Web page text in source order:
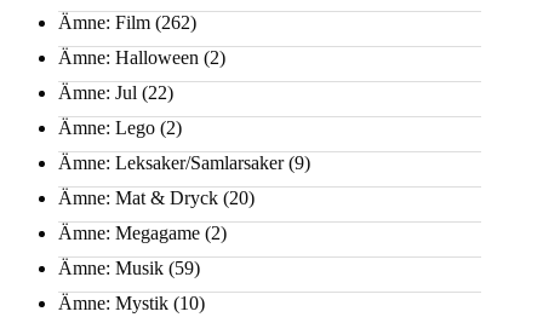
Ämne: Film (262)
Ämne: Halloween (2)
Ämne: Jul (22)
Ämne: Lego (2)
Ämne: Leksaker/Samlarsaker(9)
Ämne: Mat & Dryck (20)
Ämne: Megagame (2)
Ämne: Musik (59)
Ämne: Mystik (10)